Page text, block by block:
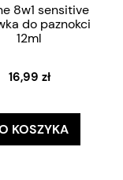
8w1 sensitive
do paznokci
12ml
16,99 zł
KOSZYKA